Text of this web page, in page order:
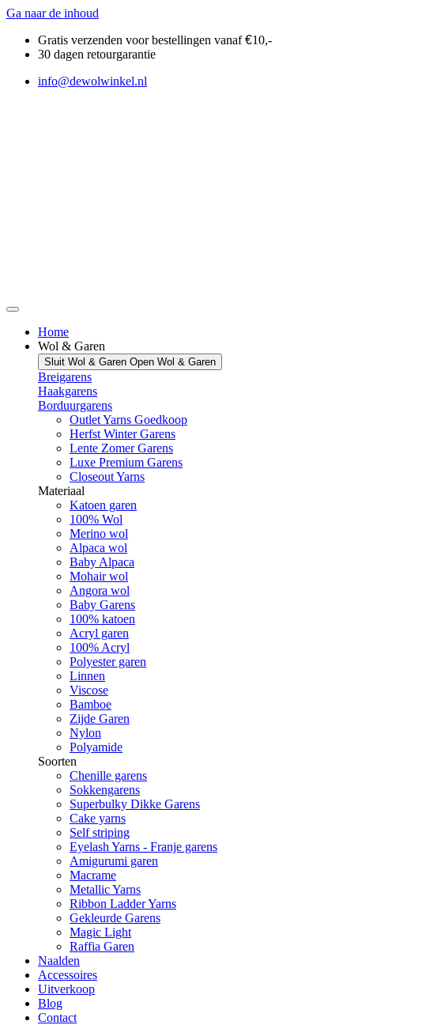
Ga naar de inhoud
Gratis verzenden voor bestellingen vanaf€10,-
30 dagen retourgarantie
info@dewolwinkel.nl
Home
Wol & Garen
Sluit Wol & Garen Open Wol & Garen
Breigarens
Haakgarens
Borduurgarens
Outlet Yarns Goedkoop
Herfst Winter Garens
Lente Zomer Garens
Luxe Premium Garens
Closeout Yarns
Materiaal
Katoen garen
100% Wol
Merino wol
Alpaca wol
Baby Alpaca
Mohair wol
Angora wol
Baby Garens
100% katoen
Acryl garen
100% Acryl
Polyester garen
Linnen
Viscose
Bamboe
Zijde Garen
Nylon
Polyamide
Soorten
Chenille garens
Sokkengarens
Superbulky Dikke Garens
Cake yarns
Self striping
Eyelash Yarns - Franje garens
Amigurumi garen
Macrame
Metallic Yarns
Ribbon Ladder Yarns
Gekleurde Garens
Magic Light
Raffia Garen
Naalden
Accessoires
Uitverkoop
Blog
Contact